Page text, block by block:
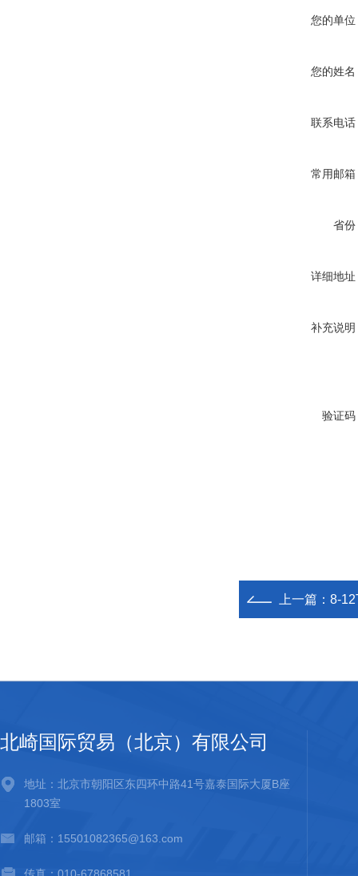
您的单位
您的姓名
联系电话
常用邮箱
省份
详细地址
补充说明
验证码
上一篇： 8-
北崎国际贸易（北京）有限公司
地址：北京市朝阳区东四环中路41号嘉泰国际大厦B座
1803室
邮箱：15501082365@163.com